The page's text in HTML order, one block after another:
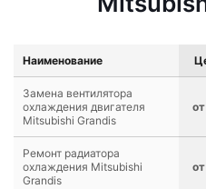
Наименование
Замена вентилятора
охлаждения двигателя
Mitsubishi Grandis
Ремонт радиатора
охлаждения Mitsubishi
Grandis